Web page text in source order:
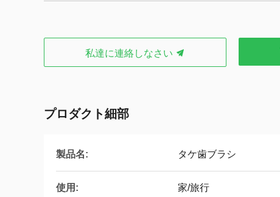
私達に連絡しなさい
プロダクト細部
製品名: タケ歯ブラシ
使用: 家/旅行